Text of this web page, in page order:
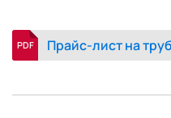
PDF Прайс-лист на